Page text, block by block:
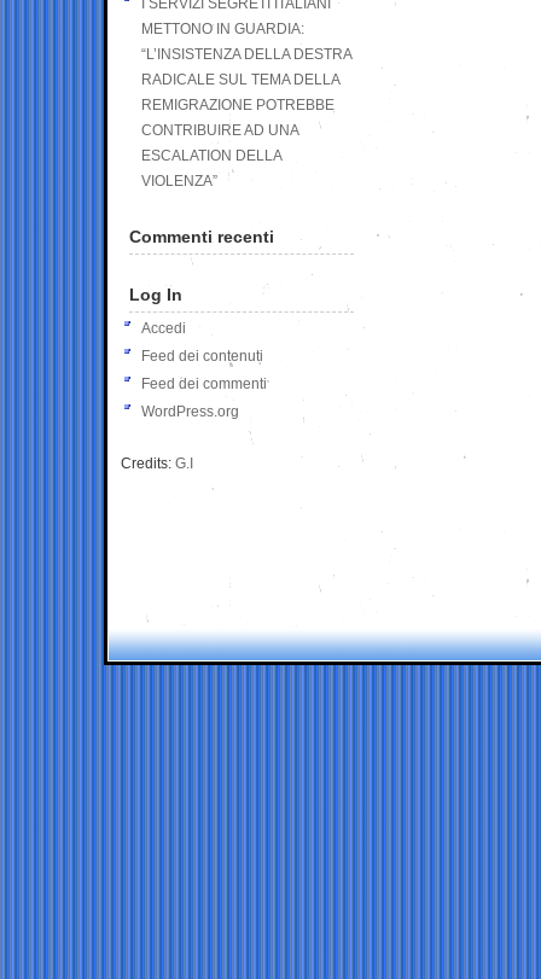
I SERVIZI SEGRETI ITALIANI
METTONO IN GUARDIA:
“L’INSISTENZA DELLA DESTRA
RADICALE SUL TEMA DELLA
REMIGRAZIONE POTREBBE
CONTRIBUIRE AD UNA
ESCALATION DELLA
VIOLENZA”
Commenti recenti
Log In
Accedi
Feed dei contenuti
Feed dei commenti
WordPress.org
Credits: G.I